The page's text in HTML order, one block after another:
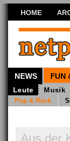
HOME
NEWS FUN
Leute Musik
Pop & Rock